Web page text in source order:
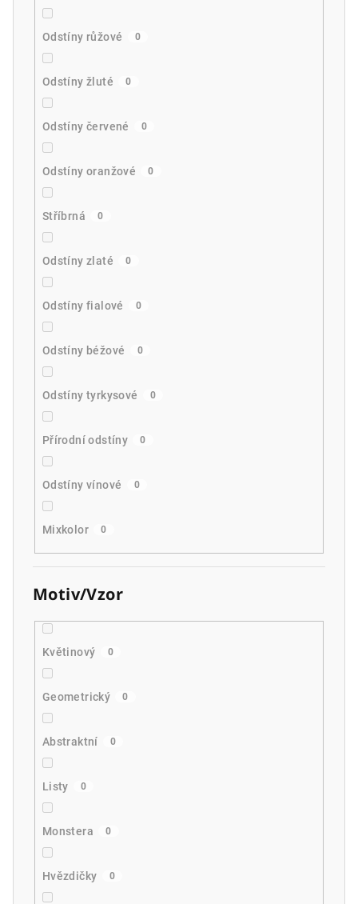
Odstíny růžové 0
Odstíny žluté 0
Odstíny červené 0
Odstíny oranžové 0
Stříbrná 0
Odstíny zlaté 0
Odstíny fialové 0
Odstíny béžové 0
Odstíny tyrkysové 0
Přírodní odstíny 0
Odstíny vínové 0
Mixkolor 0
Motiv/Vzor
Květinový 0
Geometrický 0
Abstraktní 0
Listy 0
Monstera 0
Hvězdičky 0